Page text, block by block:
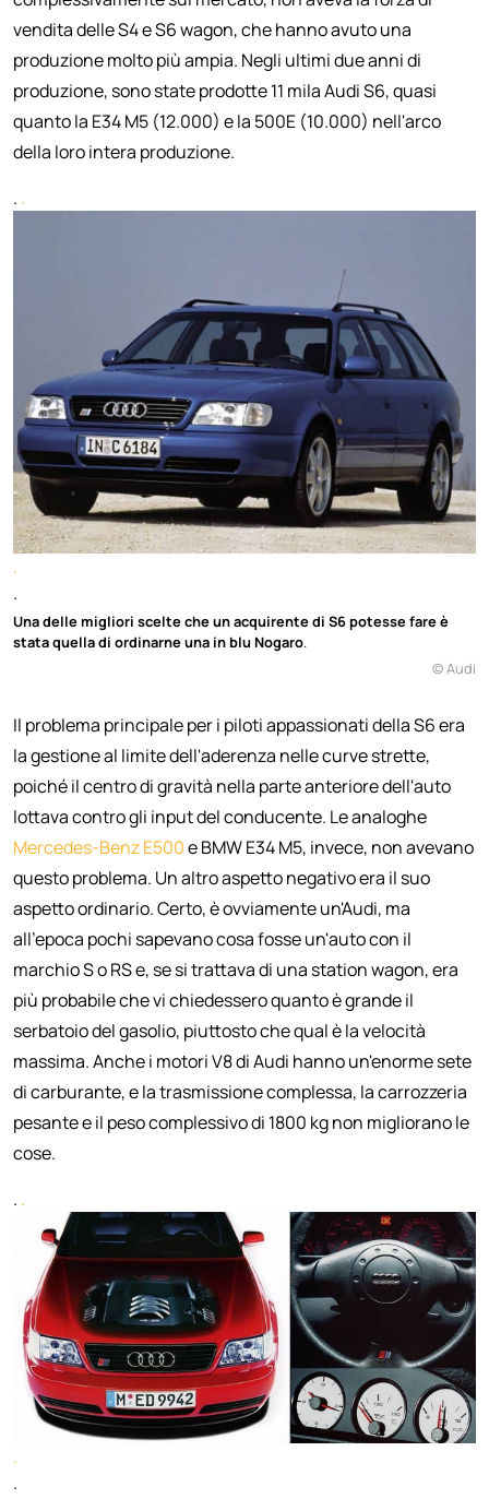
vendita delle S4 e S6 wagon, che hanno avuto una
produzione molto più ampia. Negli ultimi due anni di
produzione, sono state prodotte 11 mila Audi S6, quasi
quanto la E34 M5 (12.000) e la 500E (10.000) nell'arco
della loro intera produzione.
. .
.
.
Una delle migliori scelte che un acquirente di S6 potesse fare è
stata quella di ordinarne una in blu Nogaro.
© Audi
Il problema principale per i piloti appassionati della S6 era
la gestione al limite dell'aderenza nelle curve strette,
poiché il centro di gravità nella parte anteriore dell'auto
lottava contro gli input del conducente. Le analoghe
Mercedes-Benz E500e BMW E34 M5, invece, non avevano
questo problema. Un altro aspetto negativo era il suo
aspetto ordinario. Certo, è ovviamente un'Audi, ma
all'epoca pochi sapevano cosa fosse un'auto con il
marchio S o RS e, se si trattava di una station wagon, era
più probabile che vi chiedessero quanto è grande il
serbatoio del gasolio, piuttosto che qual è la velocità
massima. Anche i motori V8 di Audi hanno un'enorme sete
di carburante, e la trasmissione complessa, la carrozzeria
pesante e il peso complessivo di 1800 kg non migliorano le
cose.
. .
.
.